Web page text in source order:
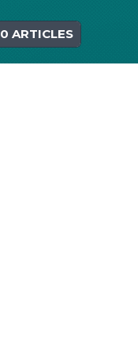
0 ARTICLES